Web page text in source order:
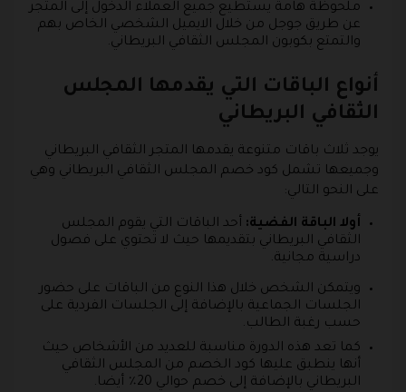
ملحوظة هامة يستطيع جميع العملاء الدخول إلى المتجر
عن طريق جوجل من خلال الايميل الشخصي الخاص بهم
والتمتع بكوبون المجلس الثقافي البريطاني.
أنواع الباقات التي يقدمها المجلس
الثقافي البريطاني
يوجد ثلاث باقات متنوعة يقدمها المتجر الثقافي البريطاني
وجميعها تشمل كود خصم المجلس الثقافي البريطاني وهي
على النحو التالي:
أولا الباقة الفضية: أحد الباقات التي يقوم المجلس
الثقافي البريطاني بتقديمها حيث لا تحتوي على فصول
دراسية مجانية.
ويتمكن الشخص خلال هذا النوع من الباقات على حضور
الجلسات الجماعية بالإضافة إلى الجلسات الفردية على
حسب رغبة الطالب.
كما تعد هذه الدورة مناسبة للعديد من الأشخاص حيث
أنها ينطبق عليها كود الخصم من المجلس الثقافي
البريطاني بالإضافة إلى خصم حوالي 20٪ أيضا.